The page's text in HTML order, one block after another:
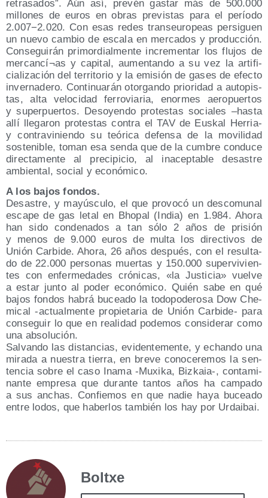
retra­sa­dos”. Aún así, pre­vén gas­tar más de 500.000
millo­nes de euros en obras pre­vis­tas para el perío­do
2.007−2.020. Con esas redes transeu­ro­peas per­si­guen
un nue­vo cam­bio de esca­la en mer­ca­dos y pro­duc­ción.
Con­se­gui­rán pri­mor­dial­men­te incre­men­tar los flu­jos de
mercancí¬as y capi­tal, aumen­tan­do a su vez la arti­fi­
cia­li­za­ción del terri­to­rio y la emi­sión de gases de efec­to
inver­na­de­ro. Con­ti­nua­rán otor­gan­do prio­ri­dad a auto­pis­
tas, alta velo­ci­dad ferro­via­ria, enor­mes aero­puer­tos
y super­puer­tos. Des­oyen­do pro­tes­tas socia­les –has­ta
allí lle­ga­ron pro­tes­tas con­tra el TAV de Eus­kal Herria-
y con­tra­vi­nien­do su teó­ri­ca defen­sa de la movi­li­dad
sos­te­ni­ble, toman esa sen­da que de la cum­bre con­du­ce
direc­ta­men­te al pre­ci­pi­cio, al inacep­ta­ble desas­tre
ambien­tal, social y económico.
A los bajos fondos.
Desas­tre, y mayúscu­lo, el que pro­vo­có un des­co­mu­nal
esca­pe de gas letal en Bho­pal (India) en 1.984. Aho­ra
han sido con­de­na­dos a tan sólo 2 años de pri­sión
y menos de 9.000 euros de mul­ta los direc­ti­vos de
Unión Car­bi­de. Aho­ra, 26 años des­pués, con el resul­ta­
do de 22.000 per­so­nas muer­tas y 150.000 super­vi­vien­
tes con enfer­me­da­des cró­ni­cas, «la Jus­ti­cia» vuel­ve
a estar jun­to al poder eco­nó­mi­co. Quién sabe en qué
bajos fon­dos habrá bucea­do la todo­po­de­ro­sa Dow Che­
mi­cal ‑actual­men­te pro­pie­ta­ria de Unión Car­bi­de- para
con­se­guir lo que en reali­dad pode­mos con­si­de­rar como
una absolución.
Sal­van­do las dis­tan­cias, evi­den­te­men­te, y echan­do una
mira­da a nues­tra tie­rra, en bre­ve cono­ce­re­mos la sen­
ten­cia sobre el caso Inama ‑Muxi­ka, Bizkaia‑, con­ta­mi­
nan­te empre­sa que duran­te tan­tos años ha cam­pa­do
a sus anchas. Con­fie­mos en que nadie haya bucea­do
entre lodos, que haber­los tam­bién los hay por Urdaibai.
Boltxe